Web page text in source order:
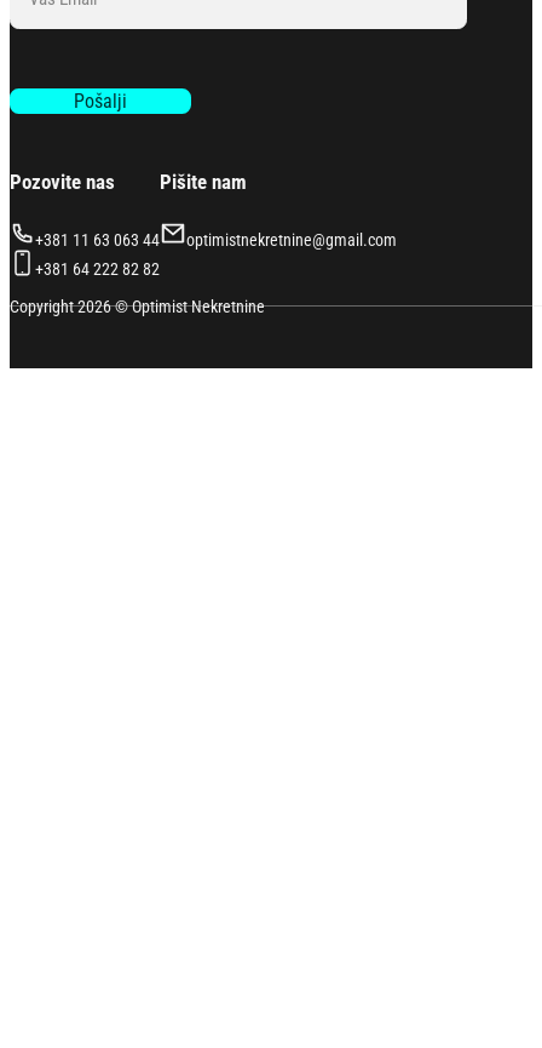
Pošalji
Pozovite nas
+381 11 63 063 44
+381 64 222 82 82
Pišite nam
optimistnekretnine@gmail.com
Copyright 2026 © Optimist Nekretnine